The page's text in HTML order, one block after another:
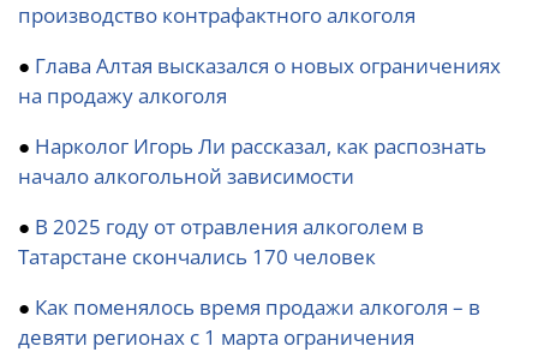
производство контрафактного алкоголя
● Глава Алтая высказался о новых ограничениях
на продажу алкоголя
● Нарколог Игорь Ли рассказал, как распознать
начало алкогольной зависимости
● В 2025 году от отравления алкоголем в
Татарстане скончались 170 человек
● Как поменялось время продажи алкоголя – в
девяти регионах с 1 марта ограничения